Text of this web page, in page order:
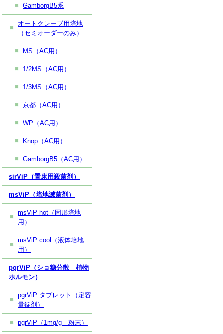
GamborgB5系
オートクレーブ用培地
（セミオーダーのみ）
MS（AC用）
1/2MS（AC用）
1/3MS（AC用）
京都（AC用）
WP（AC用）
Knop（AC用）
GamborgB5（AC用）
sirViP（置床用殺菌剤）
msViP（培地滅菌剤）
msViP hot（固形培地
用）
msViP cool（液体培地
用）
pgrViP（ショ糖分散 植物
ホルモン）
pgrViP タブレット（定容
量錠剤）
pgrViP（1mg/g 粉末）